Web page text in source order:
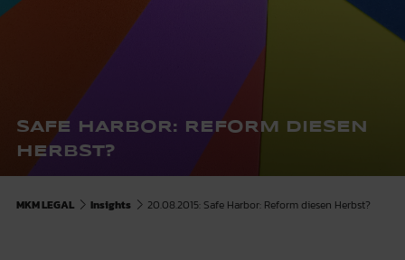
SAFE HARBOR: REFORM DIESEN
HERBST?
MKM LEGAL Insights 20.08.2015: Safe Harbor: Reform diesen Herbst?